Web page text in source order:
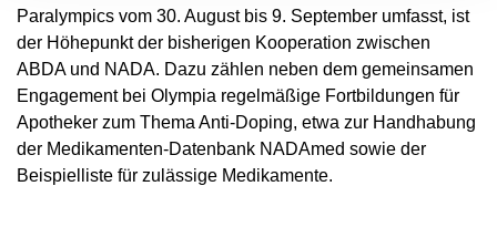
Paralympics vom 30. August bis 9. September umfasst, ist
der Höhepunkt der bisherigen Kooperation zwischen
ABDA und NADA. Dazu zählen neben dem gemeinsamen
Engagement bei Olympia regelmäßige Fortbildungen für
Apotheker zum Thema Anti-Doping, etwa zur Handhabung
der Medikamenten-Datenbank NADAmed sowie der
Beispielliste für zulässige Medikamente.